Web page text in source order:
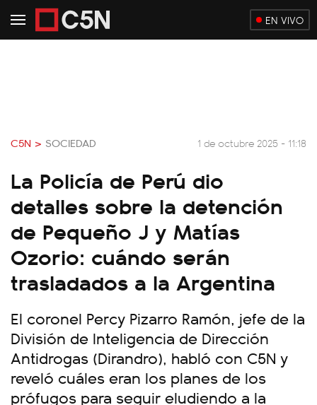
EN VIVO
C5N > SOCIEDAD 1 de octubre 2025 - 11:18
La Policía de Perú dio
detalles sobre la detención
de Pequeño J y Matías
Ozorio: cuándo serán
trasladados a la Argentina
El coronel Percy Pizarro Ramón, jefe de la
División de Inteligencia de Dirección
Antidrogas (Dirandro), habló con C5N y
reveló cuáles eran los planes de los
prófugos para seguir eludiendo a la